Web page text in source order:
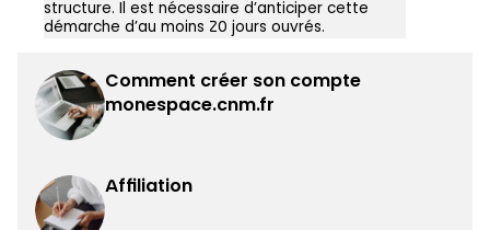
structure. Il est nécessaire d’anticiper cette
démarche d’au moins 20 jours ouvrés.
Comment créer son compte
monespace.cnm.fr
Affiliation